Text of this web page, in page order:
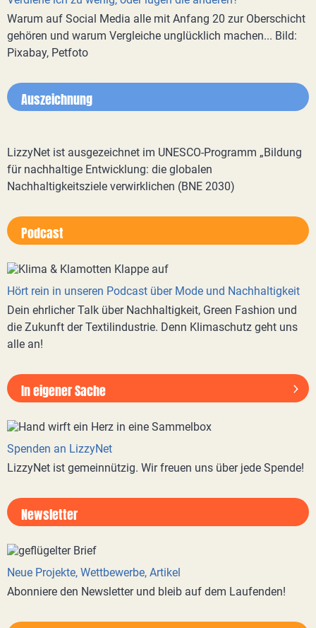
Warum auf Social Media alle mit Anfang 20 zur Oberschicht
gehören und warum Vergleiche unglücklich machen... Bild:
Pixabay, Petfoto
Auszeichnung
LizzyNet ist ausgezeichnet im UNESCO-Programm „Bildung
für nachhaltige Entwicklung: die globalen
Nachhaltigkeitsziele verwirklichen (BNE 2030)
Podcast
Hört rein in unseren Podcast über Mode und Nachhaltigkeit
Dein ehrlicher Talk über Nachhaltigkeit, Green Fashion und
die Zukunft der Textilindustrie. Denn Klimaschutz geht uns
alle an!
In eigener Sache
Spenden an LizzyNet
LizzyNet ist gemeinnützig. Wir freuen uns über jede Spende!
Newsletter
Neue Projekte, Wettbewerbe, Artikel
Abonniere den Newsletter und bleib auf dem Laufenden!